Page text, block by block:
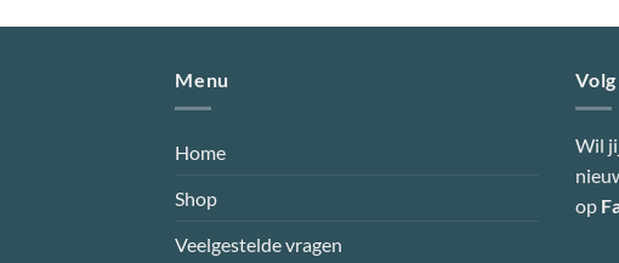
Menu
Home
Shop
Veelgestelde vragen
Wil
op